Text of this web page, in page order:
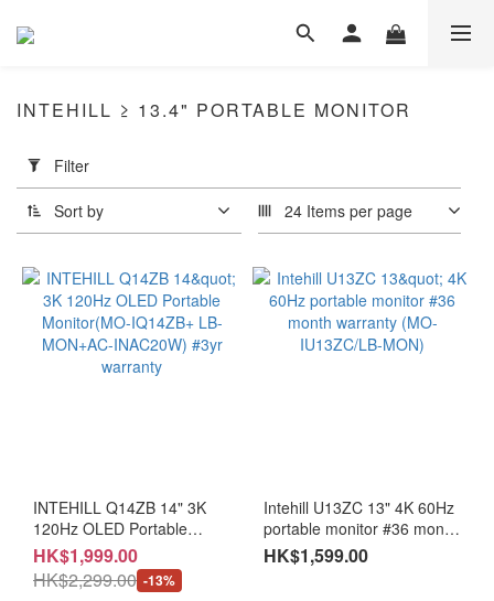
Filter
(0/20)
Portable
Monitor
(1)
Panel
Type
IPS
(1)
INTEHILL ≥ 13.4" PORTABLE MONITOR
Filter
Sort by 24 Items per page
INTEHILL Q14ZB 14" 3K
120Hz OLED Portable
Monitor(MO-IQ14ZB+ LB-
MON+AC-INAC20W) #3yr
warranty
HK$1,999.00
HK$2,299.00 -13%
Intehill U13ZC 13" 4K 60Hz
portable monitor #36 month
warranty (MO-IU13ZC/LB-
MON)
HK$1,599.00